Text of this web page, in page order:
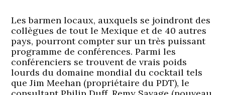
Les barmen locaux, auxquels se joindront des
collègues de tout le Mexique et de 40 autres
pays, pourront compter sur un très puissant
programme de conférences. Parmi les
conférenciers se trouvent de vrais poids
lourds du domaine mondial du cocktail tels
que Jim Meehan (propriétaire du PDT), le